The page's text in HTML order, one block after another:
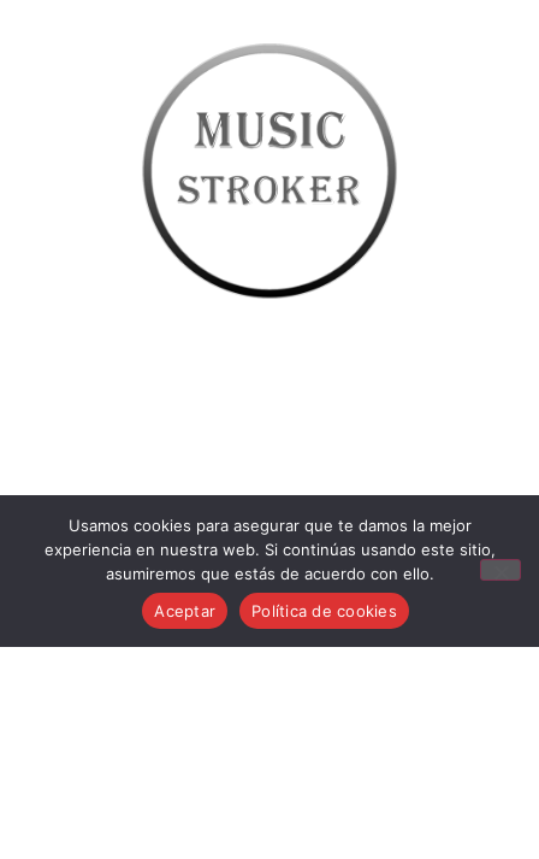
Aviso Legal
Condiciones generales de venta
Política de cookies
Política de privacidad
Usamos cookies para asegurar que te damos la mejor
experiencia en nuestra web. Si continúas usando este sitio,
asumiremos que estás de acuerdo con ello.
Aceptar
Política de cookies